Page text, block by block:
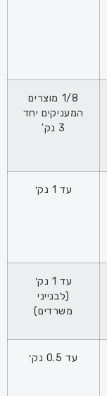
1/8 מוצרים
המעניקים יחד
3 נק'
עד 1 נק׳
עד 1 נק׳
(לבנייני
משרדים)
עד 0.5 נק׳